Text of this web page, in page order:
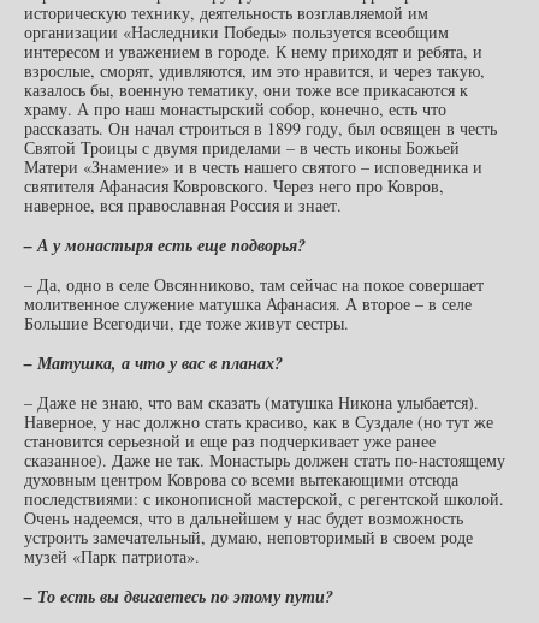
историческую технику, деятельность возглавляемой им
организации «Наследники Победы» пользуется всеобщим
интересом и уважением в городе. К нему приходят и ребята, и
взрослые, сморят, удивляются, им это нравится, и через такую,
казалось бы, военную тематику, они тоже все прикасаются к
храму. А про наш монастырский собор, конечно, есть что
рассказать. Он начал строиться в 1899 году, был освящен в честь
Святой Троицы с двумя приделами – в честь иконы Божьей
Матери «Знамение» и в честь нашего святого – исповедника и
святителя Афанасия Ковровского. Через него про Ковров,
наверное, вся православная Россия и знает.
– А у монастыря есть еще подворья?
– Да, одно в селе Овсянниково, там сейчас на покое совершает
молитвенное служение матушка Афанасия. А второе – в селе
Большие Всегодичи, где тоже живут сестры.
– Матушка, а что у вас в планах?
– Даже не знаю, что вам сказать (матушка Никона улыбается).
Наверное, у нас должно стать красиво, как в Суздале (но тут же
становится серьезной и еще раз подчеркивает уже ранее
сказанное). Даже не так. Монастырь должен стать по-настоящему
духовным центром Коврова со всеми вытекающими отсюда
последствиями: с иконописной мастерской, с регентской школой.
Очень надеемся, что в дальнейшем у нас будет возможность
устроить замечательный, думаю, неповторимый в своем роде
музей «Парк патриота».
– То есть вы двигаетесь по этому пути?